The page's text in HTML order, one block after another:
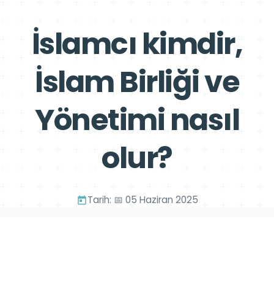
İslamcı kimdir,
İslam Birliği ve
Yönetimi nasıl
olur?
Tarih: 📅 05 Haziran 2025